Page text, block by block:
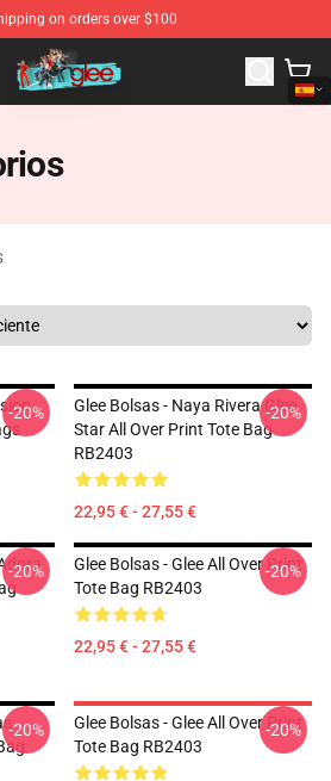
on orders over $100
Glee Merchandise Shop
-20%
Glee Bolsas - Naya Rivera Glee
Star All Over Print Tote Bag
RB2403
22,95 € - 27,55 €
-20%
-20%
Glee Bolsas - Glee All Over Print
Tote Bag RB2403
22,95 € - 27,55 €
-20%
-20%
Glee Bolsas - Glee All Over Print
Tote Bag RB2403
-20%